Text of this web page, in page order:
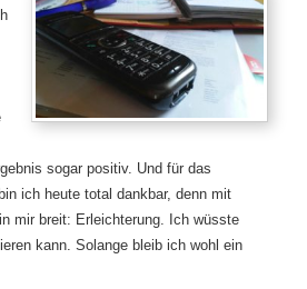
sogar positiv. Und für das
ich heute total dankbar, denn mit
mir breit: Erleichterung. Ich wüsste
kann. Solange bleib ich wohl ein